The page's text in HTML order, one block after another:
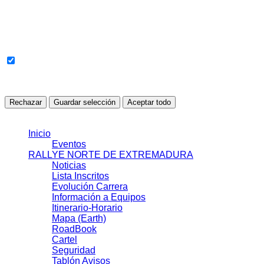
Rechazar Guardar selección Aceptar todo
Inicio
Eventos
RALLYE NORTE DE EXTREMADURA
Noticias
Lista Inscritos
Evolución Carrera
Información a Equipos
Itinerario-Horario
Mapa (Earth)
RoadBook
Cartel
Seguridad
Tablón Avisos